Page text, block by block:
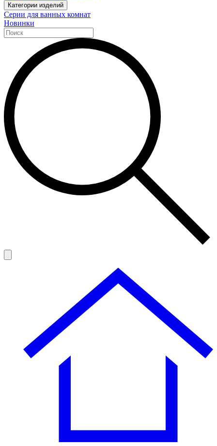
Категории изделий
Серии для ванных комнат
Новинки